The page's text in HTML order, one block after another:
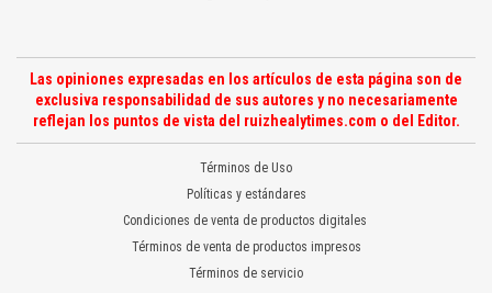
Las opiniones expresadas en los artículos de esta página son de
exclusiva responsabilidad de sus autores y no necesariamente
reflejan los puntos de vista del ruizhealytimes.com o del Editor.
Términos de Uso
Políticas y estándares
Condiciones de venta de productos digitales
Términos de venta de productos impresos
Términos de servicio